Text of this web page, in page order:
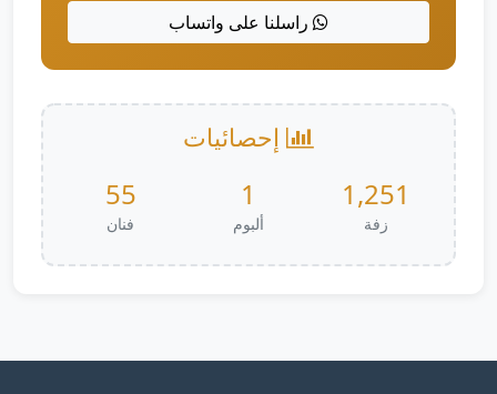
راسلنا على واتساب
إحصائيات
1,251
زفة
1
ألبوم
55
فنان